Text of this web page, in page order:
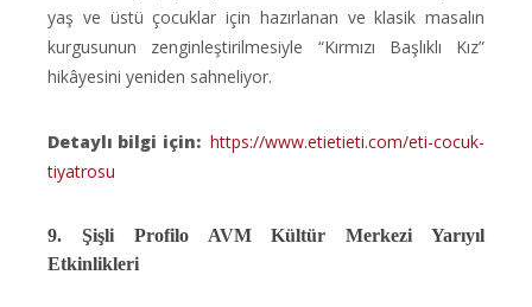
yaş ve üstü çocuklar için hazırlanan ve klasik masalın
kurgusunun zenginleştirilmesiyle “Kırmızı Başlıklı Kız”
hikâyesini yeniden sahneliyor.
Detaylı bilgi için: https://www.etietieti.com/eti-cocuk-
tiyatrosu
9. Şişli Profilo AVM Kültür Merkezi Yarıyıl
Etkinlikleri